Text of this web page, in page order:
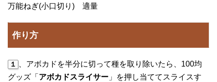
万能ねぎ(小口切り) 適量
作り方
１ 、アボカドを半分に切って種を取り除いたら、100均
グッズ「 アボカドスライサー 」を押し当ててスライスす